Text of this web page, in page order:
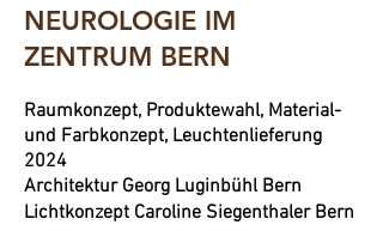
NEUROLOGIE IM
ZENTRUM BERN
Raumkonzept, Produktewahl, Material-
und Farbkonzept, Leuchtenlieferung
2024
Architektur Georg Luginbühl Bern
Lichtkonzept Caroline Siegenthaler Bern